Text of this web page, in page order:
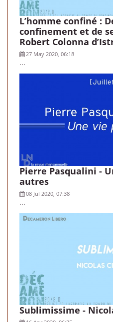
L’homme confiné :
confinement et de
Robert Colonna
27 May 2020, 06:18
...
Pierre Pasqualini -
autres
08 Jul 2020, 07:38
...
Sublimissime -